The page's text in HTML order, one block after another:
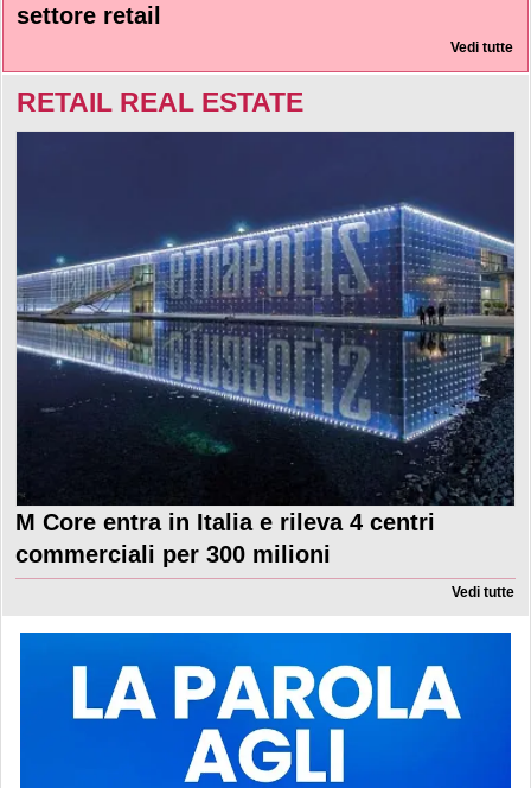
settore retail
Vedi tutte
RETAIL REAL ESTATE
M Core entra in Italia e rileva 4 centri
commerciali per 300 milioni
Vedi tutte